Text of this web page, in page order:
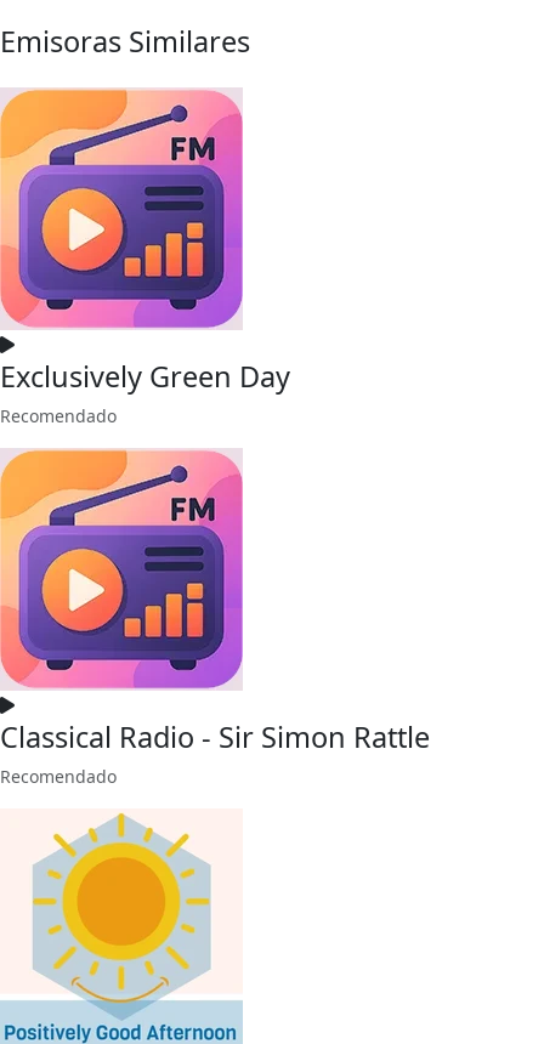
Emisoras Similares
Exclusively Green Day
Recomendado
Classical Radio - Sir Simon Rattle
Recomendado